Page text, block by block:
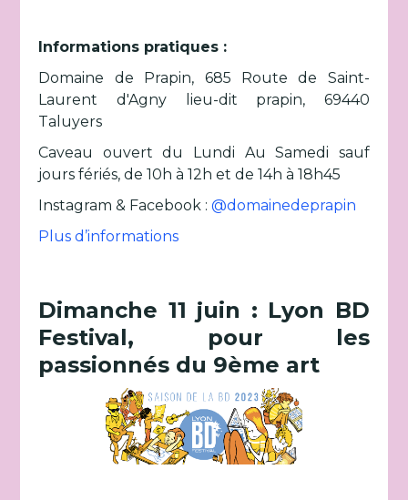
Informations pratiques :
Domaine de Prapin, 685 Route de Saint-
Laurent d'Agny lieu-dit prapin, 69440
Taluyers
Caveau ouvert du Lundi Au Samedi sauf
jours fériés, de 10h à 12h et de 14h à 18h45
Instagram & Facebook :@domainedeprapin
Plus d’informations
Dimanche 11 juin : Lyon BD
Festival, pour les
passionnés du 9ème art